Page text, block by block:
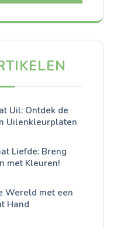
Uil: Ontdek de
Uilenkleurplaten
Liefde: Breng
met Kleuren!
Wereld met een
Hand